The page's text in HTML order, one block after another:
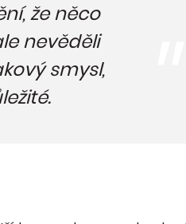
že něco
nevěděli
smysl,